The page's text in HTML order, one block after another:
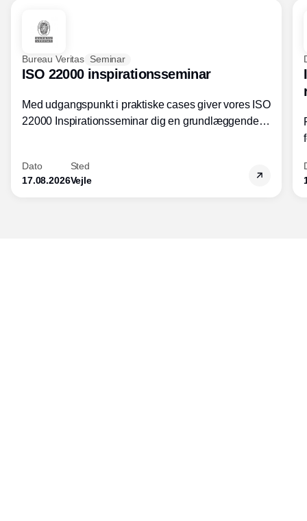
Bureau Veritas Seminar
ISO 22000 inspirationsseminar
Med udgangspunkt i praktiske cases giver vores ISO
22000 Inspirationsseminar dig en grundlæggende
fødevarestandardens integration med andre
standarder.
Dato
17.08.2026
Sted
Vejle